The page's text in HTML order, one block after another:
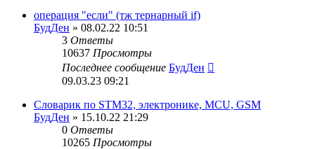
операция "если" (тж тернарный if)
БудДен » 08.02.22 10:51
3 Ответы
10637 Просмотры
Последнее сообщение БудДен
09.03.23 09:21
Словарик по STM32, электронике, MCU, GSM
БудДен » 15.10.22 21:29
0 Ответы
10265 Просмотры